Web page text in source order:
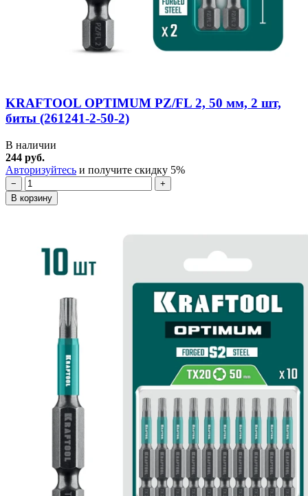
KRAFTOOL OPTIMUM PZ/FL 2, 50 мм, 2 шт,
биты (261241-2-50-2)
В наличии
244 руб.
Авторизуйтесь и получите скидку 5%
−
+
В корзину